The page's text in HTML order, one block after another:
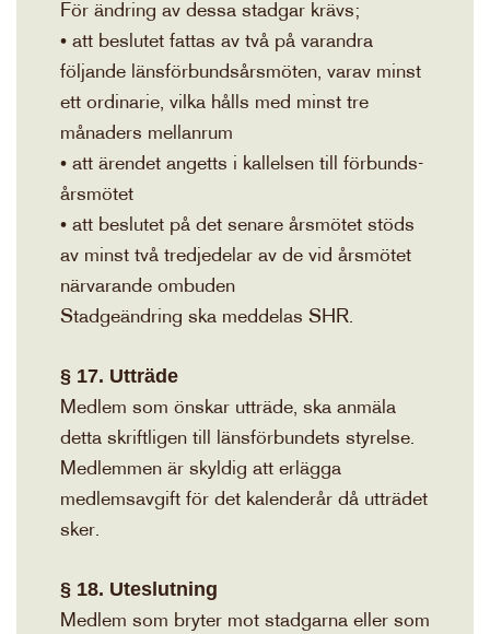
För ändring av dessa stadgar krävs;
• att beslutet fattas av två på varandra
följande länsförbundsårsmöten, varav minst
ett ordinarie, vilka hålls med minst tre
månaders mellanrum
• att ärendet angetts i kallelsen till förbunds-
årsmötet
• att beslutet på det senare årsmötet stöds
av minst två tredjedelar av de vid årsmötet
närvarande ombuden
Stadgeändring ska meddelas SHR.
§ 17. Utträde
Medlem som önskar utträde, ska anmäla
detta skriftligen till länsförbundets styrelse.
Medlemmen är skyldig att erlägga
medlemsavgift för det kalenderår då utträdet
sker.
§ 18. Uteslutning
Medlem som bryter mot stadgarna eller som